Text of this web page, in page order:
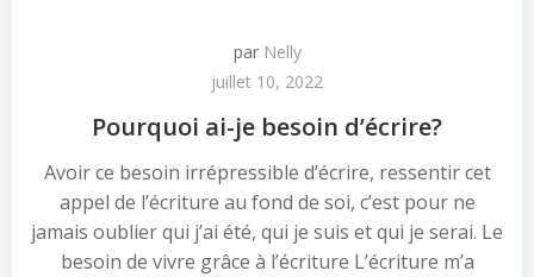
par Nelly
juillet 10, 2022
Pourquoi ai-je besoin d’écrire?
Avoir ce besoin irrépressible d’écrire, ressentir cet
appel de l’écriture au fond de soi, c’est pour ne
jamais oublier qui j’ai été, qui je suis et qui je serai. Le
besoin de vivre grâce à l’écriture L’écriture m’a